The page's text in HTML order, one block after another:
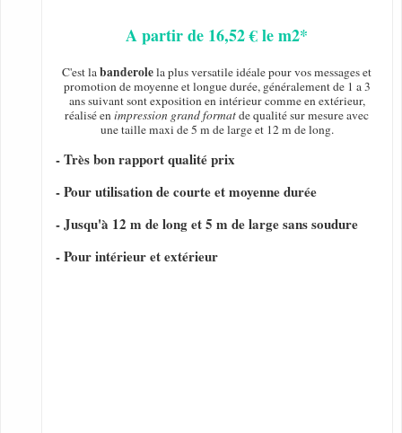
A partir de 16,52 € le m2*
C'est labanderolela plus versatile idéale pour vos messages et
promotion de moyenne et longue durée, généralement de 1 a 3
ans suivant sont exposition en intérieur comme en extérieur,
réalisé enimpression grand formatde qualité sur mesure avec
une taille maxi de 5 m de large et 12 m de long.
- Très bon rapport qualité prix
- Pour utilisation de courte et moyenne durée
- Jusqu'à 12 m de long et 5 m de large sans soudure
- Pour intérieur et extérieur